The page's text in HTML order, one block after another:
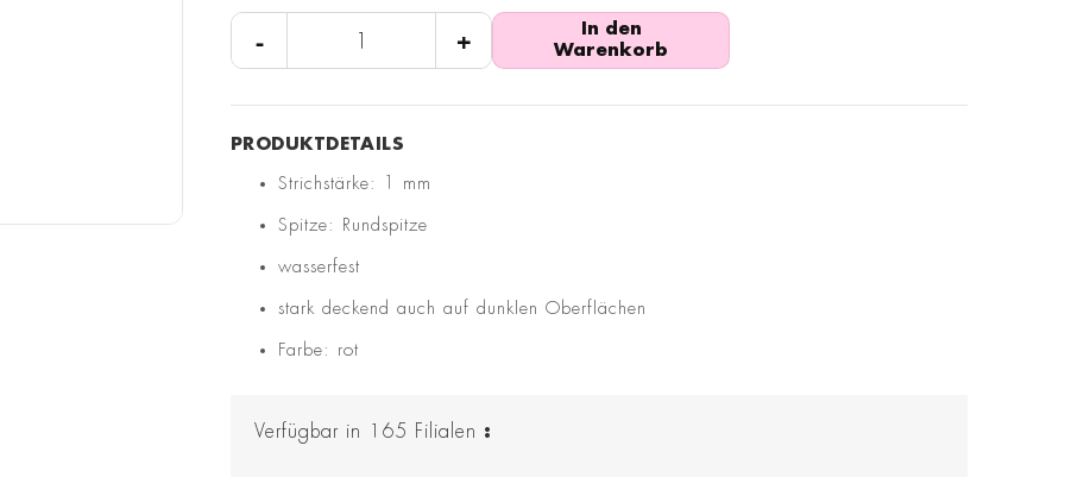
- +
In den
Warenkorb
Strichstärke: 1 mm
Spitze: Rundspitze
wasserfest
stark deckend auch auf dunklen Oberflächen
Farbe: rot
Verfügbar in 165 Filialen :